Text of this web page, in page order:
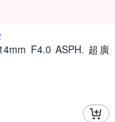
F4.0 ASPH. 超廣